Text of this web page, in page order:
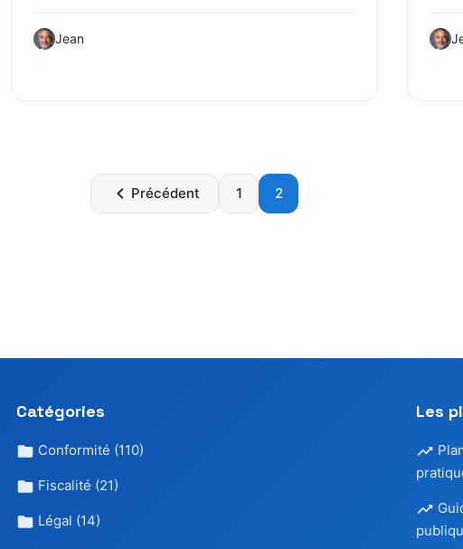
Jean
Pagination
Précédent 1 2
Catégories
Conformité (110)
Fiscalité (21)
Légal (14)
Les